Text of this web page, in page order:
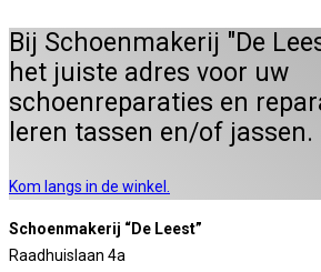
Bij Schoenmakerij "De
het juiste adres voor uw
schoenreparaties en
leren tassen en/of jassen.
Kom langs in de winkel.
Schoenmakerij “De Leest”
Raadhuislaan 4a